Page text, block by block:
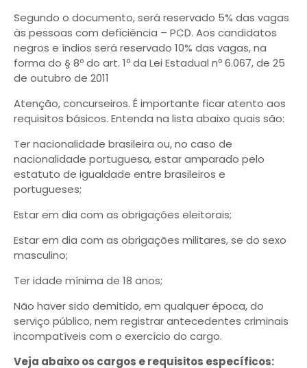
Segundo o documento, será reservado 5% das vagas
às pessoas com deficiência – PCD. Aos candidatos
negros e índios será reservado 10% das vagas, na
forma do § 8º do art. 1º da Lei Estadual nº 6.067, de 25
de outubro de 2011
Atenção, concurseiros. É importante ficar atento aos
requisitos básicos. Entenda na lista abaixo quais são:
Ter nacionalidade brasileira ou, no caso de
nacionalidade portuguesa, estar amparado pelo
estatuto de igualdade entre brasileiros e
portugueses;
Estar em dia com as obrigações eleitorais;
Estar em dia com as obrigações militares, se do sexo
masculino;
Ter idade mínima de 18 anos;
Não haver sido demitido, em qualquer época, do
serviço público, nem registrar antecedentes criminais
incompatíveis com o exercício do cargo.
Veja abaixo os cargos e requisitos específicos: